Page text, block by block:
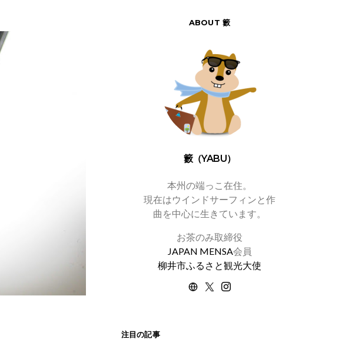
ABOUT 籔
籔（YABU）
本州の端っこ在住。
現在はウインドサーフィンと作
曲を中心に生きています。
お茶のみ取締役
JAPAN MENSA会員
柳井市ふるさと観光大使
注目の記事